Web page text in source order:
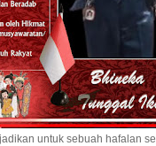
untuk sebuah hafalan